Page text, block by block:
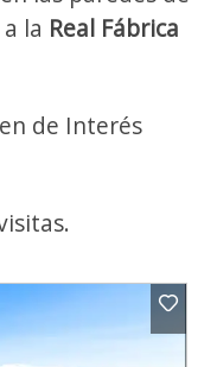
la Real Fábrica
de Interés